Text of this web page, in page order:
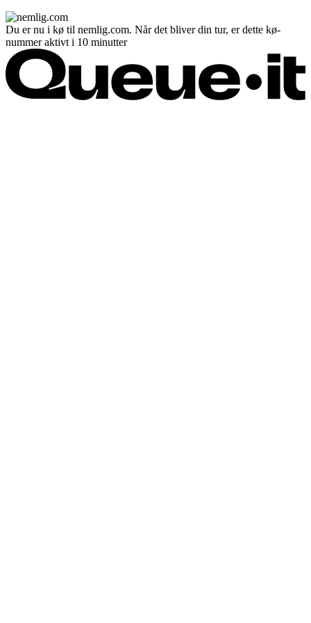
Du er nu i kø til nemlig.com. Når det bliver din tur, er dette kø-
nummer aktivt i 10 minutter